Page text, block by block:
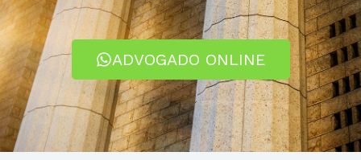
ADVOGADO ONLINE